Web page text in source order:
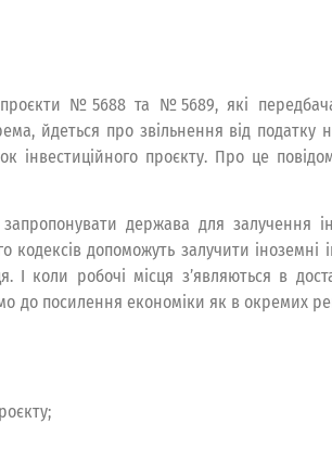
№5688 та №5689, які
йдеться про звільнення від податку
інвестиційного проєкту. Про це
держава для залучення
допоможуть залучити іноземні
І коли робочі місця з’являються в
посилення економіки як в окремих